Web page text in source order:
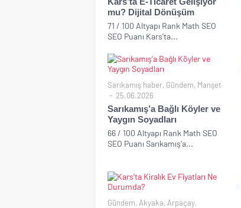
mu? Dijital Dönüşüm
71 / 100 Altyapı Rank Math SEO
SEO Puanı Kars’ta...
Sarıkamış haber, Gündem, Manşet
25.06.2026
Sarıkamış’a Bağlı Köyler ve
Yaygın Soyadları
66 / 100 Altyapı Rank Math SEO
SEO Puanı Sarıkamış’a...
Gündem, Akyaka, Arpaçay,